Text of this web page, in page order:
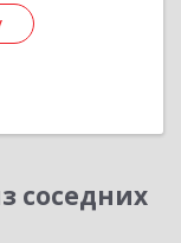
соседних